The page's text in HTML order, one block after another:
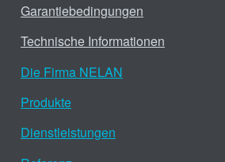
Garantiebedingungen
Technische Informationen
Die Firma NELAN
Produkte
Dienstleistungen